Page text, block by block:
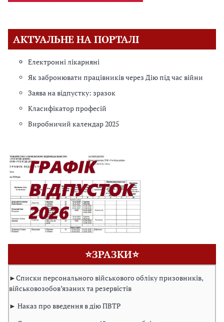
АКТУАЛЬНЕ НА ПОРТАЛІ
Електронні лікарняні
Як забронювати працівників через Дію під час війни
Заява на відпустку: зразок
Класифікатор професій
Виробничий календар 2025
⭐ЗРАЗКИ⭐
►Списки персонального військового обліку призовників,
військовозобов’язаних та резервістів
► Наказ про введення в дію ПВТР